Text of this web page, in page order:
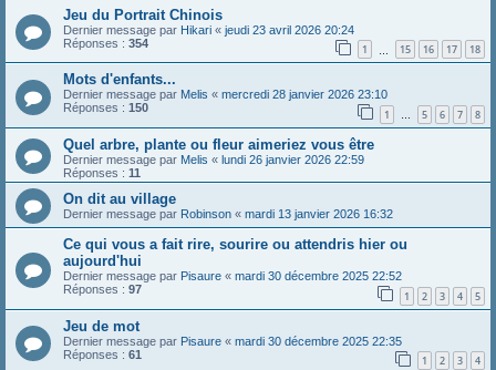
Jeu du Portrait Chinois
Dernier message par Hikari « jeudi 23 avril 2026 20:24
Réponses : 354 1 15 16 17 18
Mots d'enfants...
Dernier message par Melis « mercredi 28 janvier 2026 23:10
Réponses : 150 1 … 5 6 7 8
Quel arbre, plante ou fleur aimeriez vous être
Dernier message par Melis « lundi 26 janvier 2026 22:59
Réponses : 11
On dit au village
Dernier message par Robinson « mardi 13 janvier 2026 16:32
Ce qui vous a fait rire, sourire ou attendris hier ou
aujourd'hui
Dernier message par Pisaure « mardi 30 décembre 2025 22:52
Réponses : 97 1 2 3 4 5
Jeu de mot
Dernier message par Pisaure « mardi 30 décembre 2025 22:35
Réponses : 61 1 2 3 4